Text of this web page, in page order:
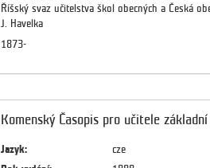
Říšský svaz učitelstva škol obecných a Česká
J. Havelka
1873-
Komenský Časopis pro učitele
Jazyk:
cze